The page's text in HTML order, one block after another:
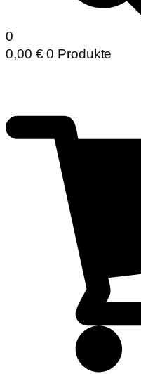
0
0,00 € 0 Produkte